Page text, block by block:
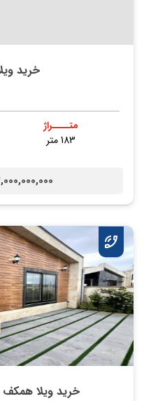
خرید ویلا
متــــراژ
183 متر
2,000,000,000
خرید ویلا همکف